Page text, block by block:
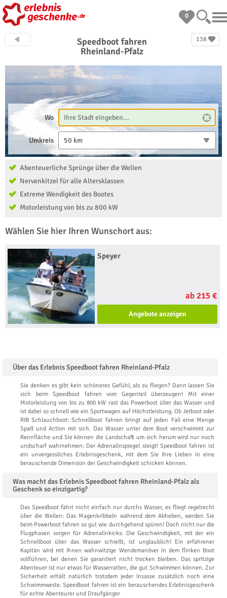
0
138
Speedboot fahren
Rheinland-Pfalz
Wo
Umkreis 50 km
Abenteuerliche Sprünge über die Wellen
Nervenkitzel für alle Altersklassen
Extreme Wendigkeit des Bootes
Motorleistung von bis zu 800 kW
Wählen Sie hier Ihren Wunschort aus:
Speyer
ab 215 €
Angebote anzeigen
Über das Erlebnis Speedboot fahren Rheinland-Pfalz
Sie denken es gibt kein schöneres Gefühl, als zu fliegen? Dann lassen Sie
sich beim Speedboot fahren vom Gegenteil überzeugen! Mit einer
Motorleistung von bis zu 800 kW rast das Powerboot über das Wasser und
ist dabei so schnell wie ein Sportwagen auf Höchstleistung. Ob Jetboot oder
RIB Schlauchboot: Schnellboot fahren bringt auf jeden Fall eine Menge
Spaß und Action mit sich. Das Wasser unter dem Boot verschwimmt zur
Rennfläche und Sie können die Landschaft um sich herum wird nur noch
undscharf wahrnehmen: Der Adrenalinspiegel steigt! Speedboot fahren ist
ein unvergessliches Erlebnisgeschenk, mit dem Sie Ihre Lieben in eine
berauschende Dimension der Geschwindigkeit schicken können.
Was macht das Erlebnis Speedboot fahren Rheinland-Pfalz als
Geschenk so einzigartig?
Das Speedboot fährt nicht einfach nur durchs Wasser, es fliegt regelrecht
über die Wellen: Das Magenkribbeln während dem Abheben, werden Sie
beim Powerboot fahren so gut wie durchgehend spüren! Doch nicht nur die
Flugphasen sorgen für Adrenalinkicks: Die Geschwindigkeit, mit der ein
Schnellboot über das Wasser schießt, ist unglaublich! Ein erfahrener
Kapitän wird mit Ihnen wahnwitzige Wendemanöver in dem flinken Boot
vollführen, bei denen Sie garantiert nicht trocken bleiben. Das spritzige
Abenteuer ist nur etwas für Wasserratten, die gut Schwimmen können. Zur
Sicherheit erhält natürlich trotzdem jeder Insasse zusätzlich noch eine
Schwimmweste. Speedboot fahren ist ein berauschendes Erlebnisgeschenk
für echte Abenteurer und Draufgänger